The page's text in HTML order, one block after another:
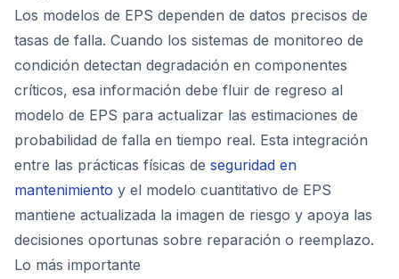
Los modelos de EPS dependen de datos precisos de
tasas de falla. Cuando los sistemas de monitoreo de
condición detectan degradación en componentes
críticos, esa información debe fluir de regreso al
modelo de EPS para actualizar las estimaciones de
probabilidad de falla en tiempo real. Esta integración
entre las prácticas físicas de seguridad en
mantenimiento y el modelo cuantitativo de EPS
mantiene actualizada la imagen de riesgo y apoya las
decisiones oportunas sobre reparación o reemplazo.
Lo más importante